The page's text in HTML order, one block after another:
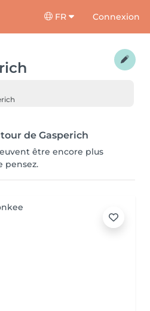
FR Connexion
de Gasperich
être encore plus
pensez.